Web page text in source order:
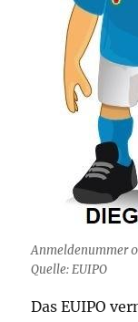
Anmeldenummer
Quelle: EUIPO
Das EUIPO